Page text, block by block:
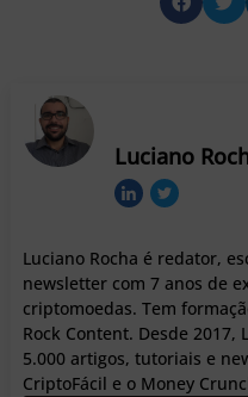
Luciano
Luciano Rocha é redator,
newsletter com 7 anos de
criptomoedas. Tem
Rock Content. Desde 2017,
5.000 artigos, tutoriais e
CriptoFácil e o Money